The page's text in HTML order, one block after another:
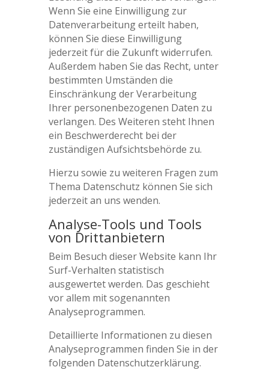
Wenn Sie eine Einwilligung zur
Datenverarbeitung erteilt haben,
können Sie diese Einwilligung
jederzeit für die Zukunft widerrufen.
Außerdem haben Sie das Recht, unter
bestimmten Umständen die
Einschränkung der Verarbeitung
Ihrer personenbezogenen Daten zu
verlangen. Des Weiteren steht Ihnen
ein Beschwerderecht bei der
zuständigen Aufsichtsbehörde zu.
Hierzu sowie zu weiteren Fragen zum
Thema Datenschutz können Sie sich
jederzeit an uns wenden.
Analyse-Tools und Tools
von Dritt­anbietern
Beim Besuch dieser Website kann Ihr
Surf-Verhalten statistisch
ausgewertet werden. Das geschieht
vor allem mit sogenannten
Analyseprogrammen.
Detaillierte Informationen zu diesen
Analyseprogrammen finden Sie in der
folgenden Datenschutzerklärung.